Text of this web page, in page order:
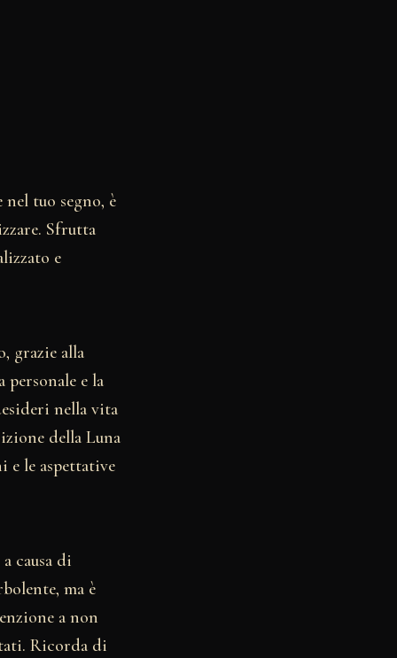
tuo segno, è
Sfrutta
e
grazie alla
e la
nella vita
della Luna
e le aspettative
causa di
ma è
a non
Ricorda di